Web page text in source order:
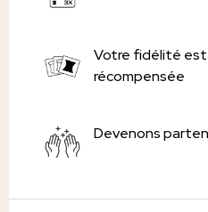
Votre fidélité est
récompensée
Devenons